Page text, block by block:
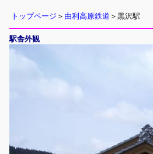
トップページ ＞ 由利高原鉄道 ＞黒沢駅
駅舎外観